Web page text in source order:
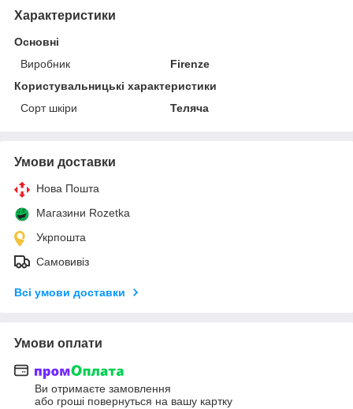
Характеристики
Основні
Виробник
Firenze
Користувальницькі характеристики
Сорт шкіри
Теляча
Умови доставки
Нова Пошта
Магазини Rozetka
Укрпошта
Самовивіз
Всі умови доставки
Умови оплати
Ви отримаєте замовлення
або гроші повернуться на вашу картку